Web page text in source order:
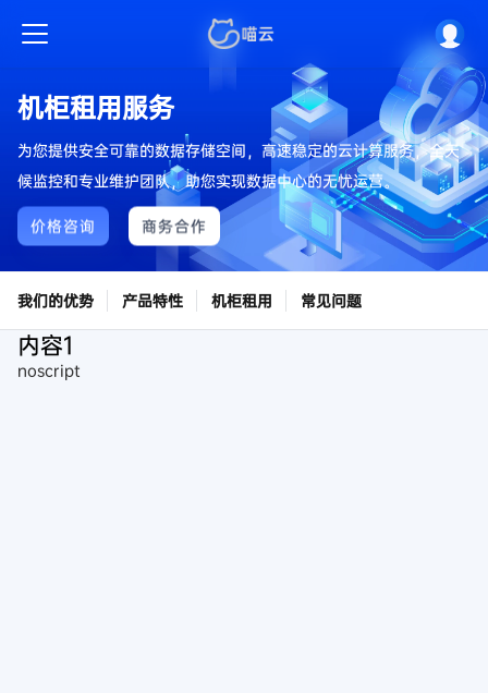
机柜租用服务
为您提供安全可靠的数据存储空间，高速稳定的云计算服务，全天
候监控和专业维护团队，助您实现数据中心的无忧运营。
价格咨询 商务合作
我们的优势 产品特性 机柜租用 常见问题
内容1
noscript